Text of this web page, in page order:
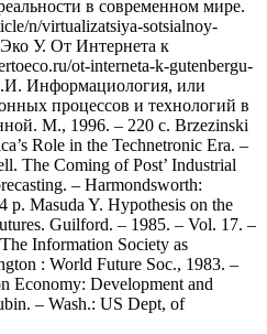
в современном мире.
n/virtualizatsiya-sotsialnoy-
У. От Интернета к
ot-interneta-k-gutenbergu-
Информациология, или
процессов и технологий в
М., 1996. – 220 с. Brzezinski
Role in the Technetronic Era. –
The Coming of Post’ Industrial
– Harmondsworth:
p. Masuda Y. Hypothesis on the
Guilford. – 1985. – Vol. 17. –
Information Society as
: World Future Soc., 1983. –
Economy: Development and
– Wash.: US Dept, of